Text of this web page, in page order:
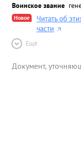
Воинское звание
Новое
Читать об
части
Ещё
Документ,